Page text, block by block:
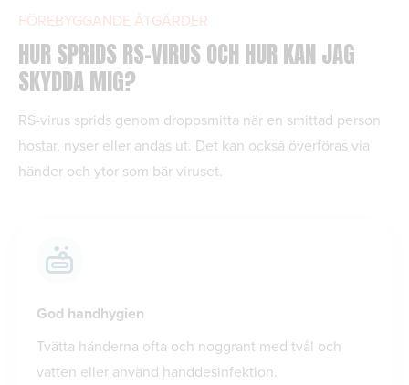
FÖREBYGGANDE ÅTGÄRDER
HUR SPRIDS RS-VIRUS OCH HUR KAN JAG
SKYDDA MIG?
RS-virus sprids genom droppsmitta när en smittad person
hostar, nyser eller andas ut. Det kan också överföras via
händer och ytor som bär viruset.
God handhygien
Tvätta händerna ofta och noggrant med tvål och
vatten eller använd handdesinfektion.